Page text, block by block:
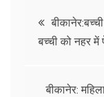
Post
बच्ची को नहर में
बीकानेर: